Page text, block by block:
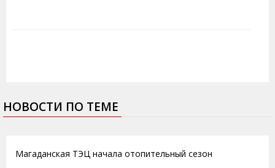
НОВОСТИ ПО ТЕМЕ
Магаданская ТЭЦ начала отопительный сезон